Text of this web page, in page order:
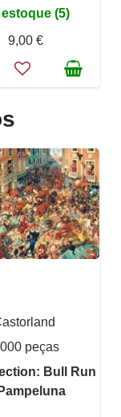
estoque (5)
9,00 €
peças
Bull Run